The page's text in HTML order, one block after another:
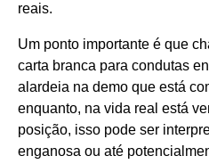
reais.
Um ponto importante é que
carta branca para condutas
alardeia na demo que está
enquanto, na vida real está
posição, isso pode ser
enganosa ou até